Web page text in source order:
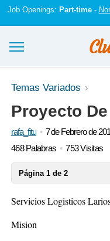
Job Openings: Part-time-
Ensayos y trabajos
Registrarse
Iniciar sesión
Temas Variados
Proyecto
rafa_fitu
7 de Febrero de
468 Palabras
753 Visitas
Página 1 de 2
Servicios Logisticos
Mision